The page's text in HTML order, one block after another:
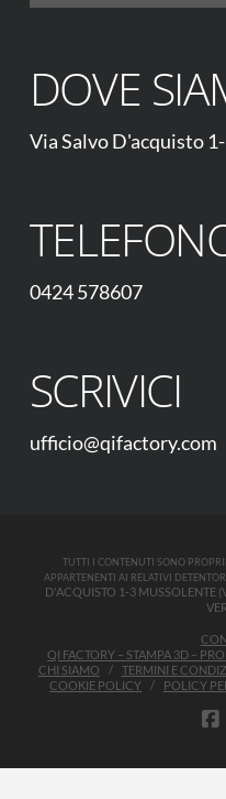
DOVE
Via Salvo D'acquisto
0424 578607
SCRIVICI
ufficio@qifactory.com
TUTTI I CONTENUTI SONO
APPARTENENTI AI RELATIVI
D'ACQUISTO 1-3 MUSSOLENTE
QI FACTORY – STAMPA 3D –
CHI SIAMO
TERMINI E
COOKIE POLICY
POLICY